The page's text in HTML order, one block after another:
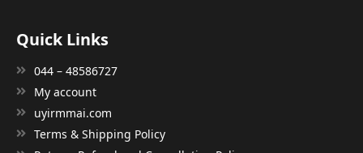
Quick Links
044 – 48586727
My account
uyirmmai.com
Terms & Shipping Policy